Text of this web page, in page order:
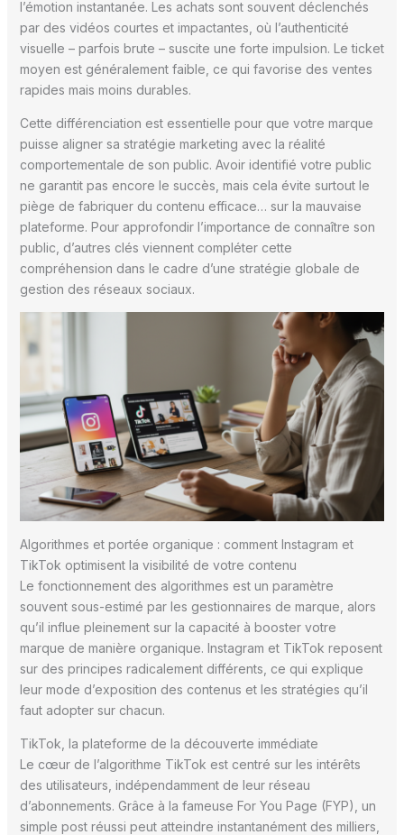
l’émotion instantanée. Les achats sont souvent déclenchés
par des vidéos courtes et impactantes, où l’authenticité
visuelle – parfois brute – suscite une forte impulsion. Le ticket
moyen est généralement faible, ce qui favorise des ventes
rapides mais moins durables.
Cette différenciation est essentielle pour que votre marque
puisse aligner sa stratégie marketing avec la réalité
comportementale de son public. Avoir identifié votre public
ne garantit pas encore le succès, mais cela évite surtout le
piège de fabriquer du contenu efficace… sur la mauvaise
plateforme. Pour approfondir l’importance de connaître son
public, d’autres clés viennent compléter cette
compréhension dans le cadre d’une stratégie globale de
gestion des réseaux sociaux.
Algorithmes et portée organique : comment Instagram et
TikTok optimisent la visibilité de votre contenu
Le fonctionnement des algorithmes est un paramètre
souvent sous-estimé par les gestionnaires de marque, alors
qu’il influe pleinement sur la capacité à booster votre
marque de manière organique. Instagram et TikTok reposent
sur des principes radicalement différents, ce qui explique
leur mode d’exposition des contenus et les stratégies qu’il
faut adopter sur chacun.
TikTok, la plateforme de la découverte immédiate
Le cœur de l’algorithme TikTok est centré sur les intérêts
des utilisateurs, indépendamment de leur réseau
d’abonnements. Grâce à la fameuse For You Page (FYP), un
simple post réussi peut atteindre instantanément des milliers,